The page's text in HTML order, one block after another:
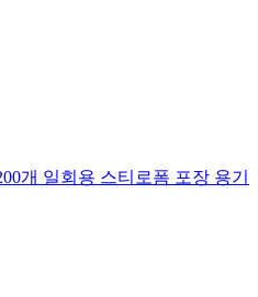
개 일회용 스티로폼 포장 용기